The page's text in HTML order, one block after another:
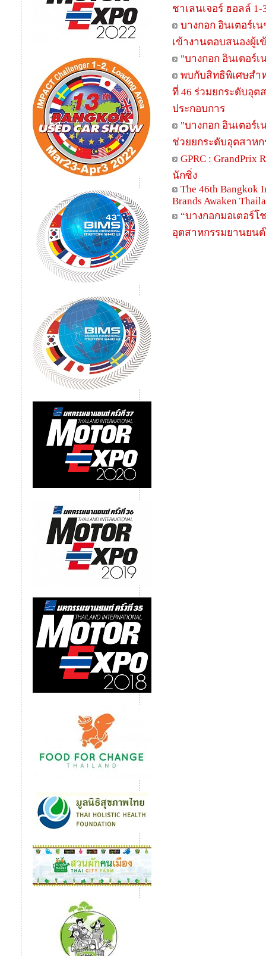
ชาเลนเจอร์ ฮอลล์
บางกอก อินเตอร์เ
เข้างานตอบสนองผู้
"บางกอก อินเตอร์
พบกับสิทธิพิเศษสำ
ที่ 46 ร่วมยกระดับอุต
ประกอบการ
"บางกอก อินเตอร์
ช่วยยกระดับอุตสาห
GPRC : GrandPrix
นักซิ่ง
The 46th Bangkok
Brands Awaken
“บางกอกมอเตอร์
อุตสาหกรรมยานยน